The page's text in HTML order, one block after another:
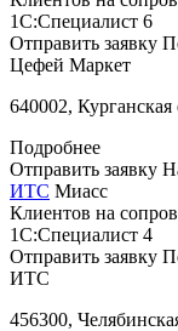
1С:Специалист 6
Отправить заявку
Цефей Маркет
640002,
Подробнее
Отправить заявку
ИТС Миасс
Клиентов на
1С:Специалист 4
Отправить заявку
ИТС
456300,